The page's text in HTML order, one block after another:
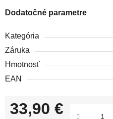
Dodatočné parametre
Kategória
Záruka
Hmotnosť
EAN
33,90 €